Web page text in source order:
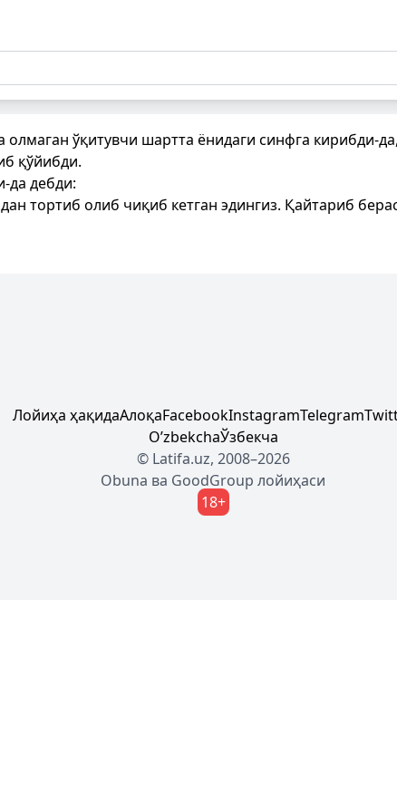
ўқитувчи шартта ёнидаги синфга кирибди-
қўйибди.
да дебди:
тортиб олиб чиқиб кетган эдингиз. Қайтариб
Лойиҳа ҳақидаАлоқаFacebookInstagramTelegram
OʼzbekchaЎзбекча
© Latifa.uz, 2008–2026
Obuna ва GoodGroup лойиҳаси
18+